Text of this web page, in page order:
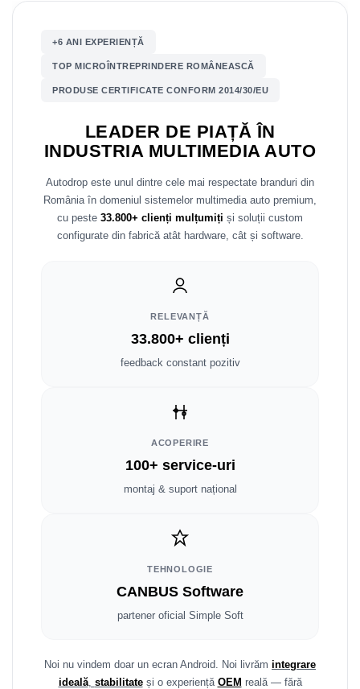
Land Rover
Mazda
Daihatsu
+6 ANI EXPERIENȚĂ
TOP MICROÎNTREPRINDERE ROMÂNEASCĂ
PRODUSE CERTIFICATE CONFORM 2014/30/EU
LEADER DE PIAȚĂ ÎN
INDUSTRIA MULTIMEDIA AUTO
Autodrop este unul dintre cele mai respectate branduri din
România în domeniul sistemelor multimedia auto premium,
cu peste 33.800+ clienți mulțumiți și soluții custom
configurate din fabrică atât hardware, cât și software.
RELEVANȚĂ
33.800+ clienți
feedback constant pozitiv
ACOPERIRE
100+ service-uri
montaj & suport național
TEHNOLOGIE
CANBUS Software
partener oficial Simple Soft
Noi nu vindem doar un ecran Android. Noi livrăm integrare
ideală, stabilitateși o experiență OEM reală — fără